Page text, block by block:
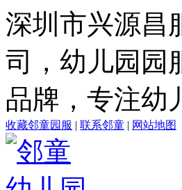
深圳市兴源昌
司，幼儿园园
品牌，专注幼
收藏邻童园服 | 联系邻童 | 网站地图